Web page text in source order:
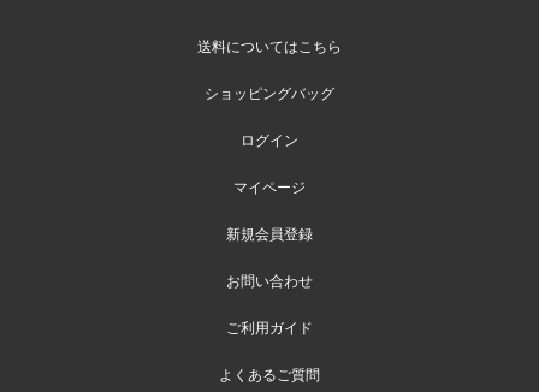
送料についてはこちら
ショッピングバッグ
ログイン
マイページ
新規会員登録
お問い合わせ
ご利用ガイド
よくあるご質問